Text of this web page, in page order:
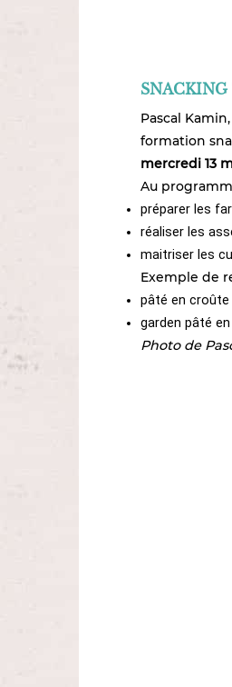
Pascal
formation
mercredi 13
Au
préparer les
réaliser les
maitriser les
Exemple de
pâté en
garden pâté
Photo de